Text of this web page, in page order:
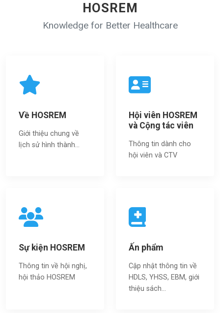
HOSREM
Knowledge for Better Healthcare
Về HOSREM
Giới thiệu chung về
lịch sử hình thành...
Hội viên HOSREM
và Cộng tác viên
Thông tin dành cho
hội viên và CTV
Sự kiện HOSREM
Thông tin về hội nghị,
hội thảo HOSREM
Ấn phẩm
Cập nhật thông tin về
HDLS, YHSS, EBM, giới
thiệu sách…